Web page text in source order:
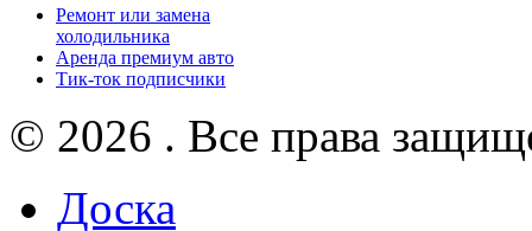
Ремонт или замена
холодильника
Аренда премиум авто
Тик-ток подписчики
© 2026 . Все права
Доска